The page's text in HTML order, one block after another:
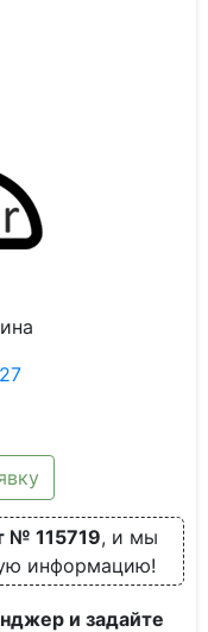
№ 115719, и мы
информацию!
и задайте